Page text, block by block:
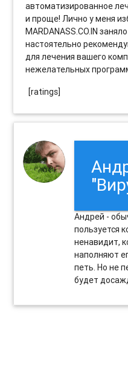
автоматизированное
и проще! Лично у меня
MARDANASS.CO.IN
настоятельно
для лечения вашего
нежелательных
[ratings]
Андрей -
пользуется
ненавидит,
наполняют
петь. Но не
будет